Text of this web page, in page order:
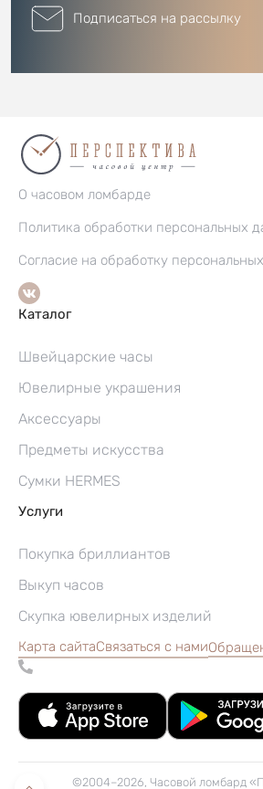
Подписаться на рассылку
О часовом ломбарде
Политика обработки персональных
Согласие на обработку
Каталог
Швейцарские часы
Ювелирные украшения
Аксессуары
Предметы искусства
Сумки HERMES
Услуги
Покупка бриллиантов
Выкуп часов
Скупка ювелирных изделий
Карта сайтаСвязаться с нами
©2004–2026, Часовой ломбард